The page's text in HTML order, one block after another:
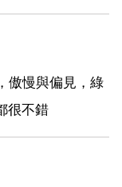
傲慢與偏見，綠
很不錯